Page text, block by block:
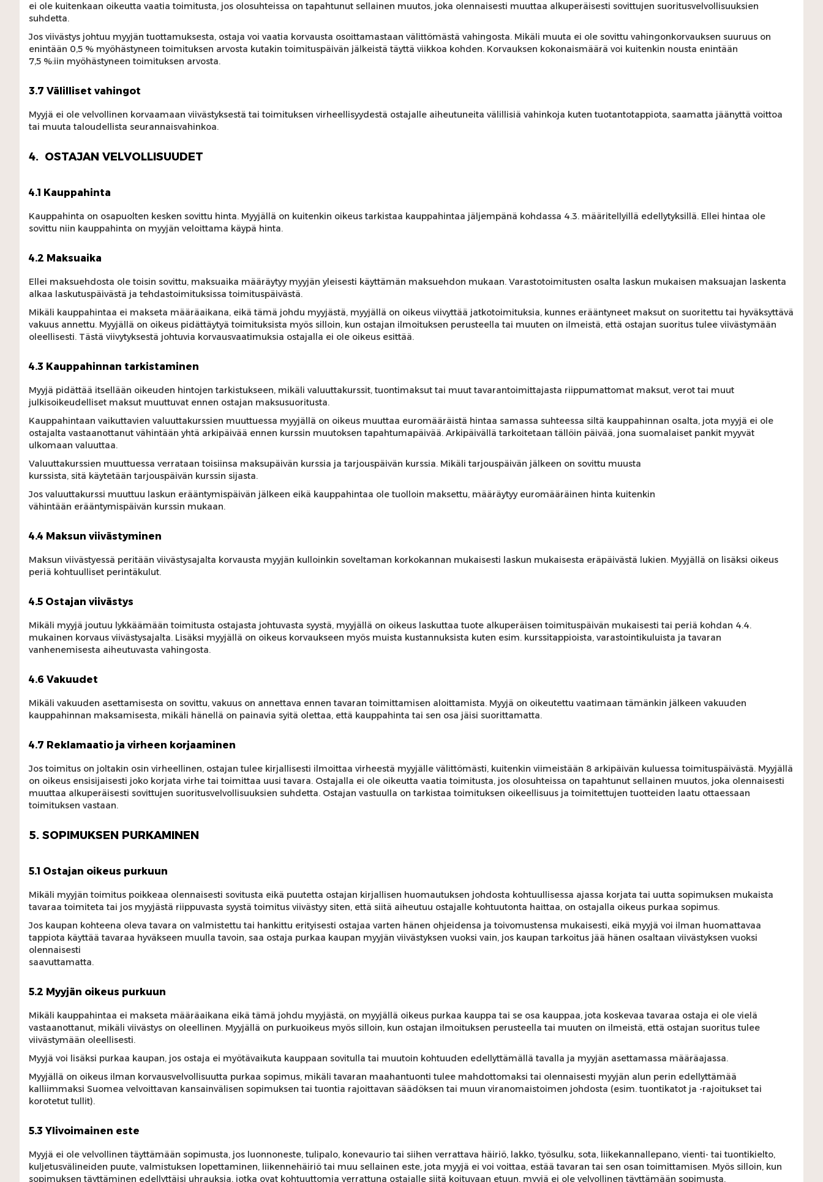
ei ole kuitenkaan oikeutta vaatia toimitusta, jos olosuhteissa on tapahtunut sellainen muutos, joka olennaisesti muuttaa alkuperäisesti sovittujen suoritusvelvollisuuksien
suhdetta.
Jos viivästys johtuu myyjän tuottamuksesta, ostaja voi vaatia korvausta osoittamastaan välittömästä vahingosta. Mikäli muuta ei ole sovittu vahingonkorvauksen suuruus on
enintään 0,5 % myöhästyneen toimituksen arvosta kutakin toimituspäivän jälkeistä täyttä viikkoa kohden. Korvauksen kokonaismäärä voi kuitenkin nousta enintään
7,5 %:iin myöhästyneen toimituksen arvosta.
3.7 Välilliset vahingot
Myyjä ei ole velvollinen korvaamaan viivästyksestä tai toimituksen virheellisyydestä ostajalle aiheutuneita välillisiä vahinkoja kuten tuotantotappiota, saamatta jäänyttä voittoa
tai muuta taloudellista seurannaisvahinkoa.
4. OSTAJAN VELVOLLISUUDET
4.1 Kauppahinta
Kauppahinta on osapuolten kesken sovittu hinta. Myyjällä on kuitenkin oikeus tarkistaa kauppahintaa jäljempänä kohdassa 4.3. määritellyillä edellytyksillä. Ellei hintaa ole
sovittu niin kauppahinta on myyjän veloittama käypä hinta.
4.2 Maksuaika
Ellei maksuehdosta ole toisin sovittu, maksuaika määräytyy myyjän yleisesti käyttämän maksuehdon mukaan. Varastotoimitusten osalta laskun mukaisen maksuajan laskenta
alkaa laskutuspäivästä ja tehdastoimituksissa toimituspäivästä.
Mikäli kauppahintaa ei makseta määräaikana, eikä tämä johdu myyjästä, myyjällä on oikeus viivyttää jatkotoimituksia, kunnes erääntyneet maksut on suoritettu tai hyväksyttävä
vakuus annettu. Myyjällä on oikeus pidättäytyä toimituksista myös silloin, kun ostajan ilmoituksen perusteella tai muuten on ilmeistä, että ostajan suoritus tulee viivästymään
oleellisesti. Tästä viivytyksestä johtuvia korvausvaatimuksia ostajalla ei ole oikeus esittää.
4.3 Kauppahinnan tarkistaminen
Myyjä pidättää itsellään oikeuden hintojen tarkistukseen, mikäli valuuttakurssit, tuontimaksut tai muut tavarantoimittajasta riippumattomat maksut, verot tai muut
julkisoikeudelliset maksut muuttuvat ennen ostajan maksusuoritusta.
Kauppahintaan vaikuttavien valuuttakurssien muuttuessa myyjällä on oikeus muuttaa euromääräistä hintaa samassa suhteessa siltä kauppahinnan osalta, jota myyjä ei ole
ostajalta vastaanottanut vähintään yhtä arkipäivää ennen kurssin muutoksen tapahtumapäivää. Arkipäivällä tarkoitetaan tällöin päivää, jona suomalaiset pankit myyvät
ulkomaan valuuttaa.
Valuuttakurssien muuttuessa verrataan toisiinsa maksupäivän kurssia ja tarjouspäivän kurssia. Mikäli tarjouspäivän jälkeen on sovittu muusta
kurssista, sitä käytetään tarjouspäivän kurssin sijasta.
Jos valuuttakurssi muuttuu laskun erääntymispäivän jälkeen eikä kauppahintaa ole tuolloin maksettu, määräytyy euromääräinen hinta kuitenkin
vähintään erääntymispäivän kurssin mukaan.
4.4 Maksun viivästyminen
Maksun viivästyessä peritään viivästysajalta korvausta myyjän kulloinkin soveltaman korkokannan mukaisesti laskun mukaisesta eräpäivästä lukien. Myyjällä on lisäksi oikeus
periä kohtuulliset perintäkulut.
4.5 Ostajan viivästys
Mikäli myyjä joutuu lykkäämään toimitusta ostajasta johtuvasta syystä, myyjällä on oikeus laskuttaa tuote alkuperäisen toimituspäivän mukaisesti tai periä kohdan 4.4.
mukainen korvaus viivästysajalta. Lisäksi myyjällä on oikeus korvaukseen myös muista kustannuksista kuten esim. kurssitappioista, varastointikuluista ja tavaran
vanhenemisesta aiheutuvasta vahingosta.
4.6 Vakuudet
Mikäli vakuuden asettamisesta on sovittu, vakuus on annettava ennen tavaran toimittamisen aloittamista. Myyjä on oikeutettu vaatimaan tämänkin jälkeen vakuuden
kauppahinnan maksamisesta, mikäli hänellä on painavia syitä olettaa, että kauppahinta tai sen osa jäisi suorittamatta.
4.7 Reklamaatio ja virheen korjaaminen
Jos toimitus on joltakin osin virheellinen, ostajan tulee kirjallisesti ilmoittaa virheestä myyjälle välittömästi, kuitenkin viimeistään 8 arkipäivän kuluessa toimituspäivästä. Myyjällä
on oikeus ensisijaisesti joko korjata virhe tai toimittaa uusi tavara. Ostajalla ei ole oikeutta vaatia toimitusta, jos olosuhteissa on tapahtunut sellainen muutos, joka olennaisesti
muuttaa alkuperäisesti sovittujen suoritusvelvollisuuksien suhdetta. Ostajan vastuulla on tarkistaa toimituksen oikeellisuus ja toimitettujen tuotteiden laatu ottaessaan
toimituksen vastaan.
5. SOPIMUKSEN PURKAMINEN
5.1 Ostajan oikeus purkuun
Mikäli myyjän toimitus poikkeaa olennaisesti sovitusta eikä puutetta ostajan kirjallisen huomautuksen johdosta kohtuullisessa ajassa korjata tai uutta sopimuksen mukaista
tavaraa toimiteta tai jos myyjästä riippuvasta syystä toimitus viivästyy siten, että siitä aiheutuu ostajalle kohtuutonta haittaa, on ostajalla oikeus purkaa sopimus.
Jos kaupan kohteena oleva tavara on valmistettu tai hankittu erityisesti ostajaa varten hänen ohjeidensa ja toivomustensa mukaisesti, eikä myyjä voi ilman huomattavaa
tappiota käyttää tavaraa hyväkseen muulla tavoin, saa ostaja purkaa kaupan myyjän viivästyksen vuoksi vain, jos kaupan tarkoitus jää hänen osaltaan viivästyksen vuoksi
olennaisesti
saavuttamatta.
5.2 Myyjän oikeus purkuun
Mikäli kauppahintaa ei makseta määräaikana eikä tämä johdu myyjästä, on myyjällä oikeus purkaa kauppa tai se osa kauppaa, jota koskevaa tavaraa ostaja ei ole vielä
vastaanottanut, mikäli viivästys on oleellinen. Myyjällä on purkuoikeus myös silloin, kun ostajan ilmoituksen perusteella tai muuten on ilmeistä, että ostajan suoritus tulee
viivästymään oleellisesti.
Myyjä voi lisäksi purkaa kaupan, jos ostaja ei myötävaikuta kauppaan sovitulla tai muutoin kohtuuden edellyttämällä tavalla ja myyjän asettamassa määräajassa.
Myyjällä on oikeus ilman korvausvelvollisuutta purkaa sopimus, mikäli tavaran maahantuonti tulee mahdottomaksi tai olennaisesti myyjän alun perin edellyttämää
kalliimmaksi Suomea velvoittavan kansainvälisen sopimuksen tai tuontia rajoittavan säädöksen tai muun viranomaistoimen johdosta (esim. tuontikatot ja -rajoitukset tai
korotetut tullit).
5.3 Ylivoimainen este
Myyjä ei ole velvollinen täyttämään sopimusta, jos luonnoneste, tulipalo, konevaurio tai siihen verrattava häiriö, lakko, työsulku, sota, liikekannallepano, vienti- tai tuontikielto,
kuljetusvälineiden puute, valmistuksen lopettaminen, liikennehäiriö tai muu sellainen este, jota myyjä ei voi voittaa, estää tavaran tai sen osan toimittamisen. Myös silloin, kun
sopimuksen täyttäminen edellyttäisi uhrauksia, jotka ovat kohtuuttomia verrattuna ostajalle siitä koituvaan etuun, myyjä ei ole velvollinen täyttämään sopimusta.